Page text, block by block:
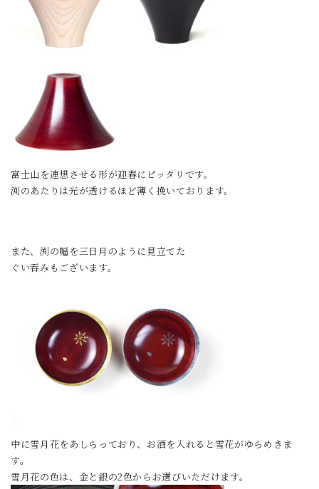
富士山を連想させる形が迎春にピッタリです。
渕のあたりは光が透けるほど薄く挽いております。
また、渕の幅を三日月のように見立てた
ぐい吞みもございます。
中に雪月花をあしらっており、お酒を入れると雪花がゆらめきま
す。
雪月花の色は、金と銀の2色からお選びいただけます。